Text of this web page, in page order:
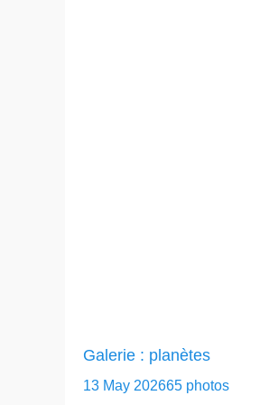
Galerie : planètes
13 May 202665 photos